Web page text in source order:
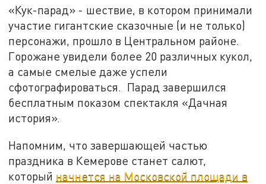
«Кук-парад» - шествие, в котором принимали
участие гигантские сказочные (и не только)
персонажи, прошло в Центральном районе.
Горожане увидели более 20 различных кукол,
а самые смелые даже успели
сфотографироваться. Парад завершился
бесплатным показом спектакля «Дачная
история».
Напомним, что завершающей частью
праздника в Кемерове станет салют,
который начнется на Московской площади в